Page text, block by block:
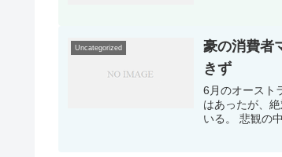
Uncategorized
豪の消費者
きず
6月のオースト
はあったが、
いる。 悲観の